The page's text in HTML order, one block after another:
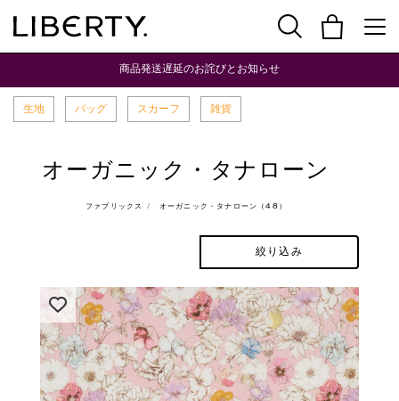
商品発送遅延のお詫びとお知らせ
生地 バッグ スカーフ 雑貨
オーガニック・タナローン
ファブリックス オーガニック・タナローン（48）
絞り込み